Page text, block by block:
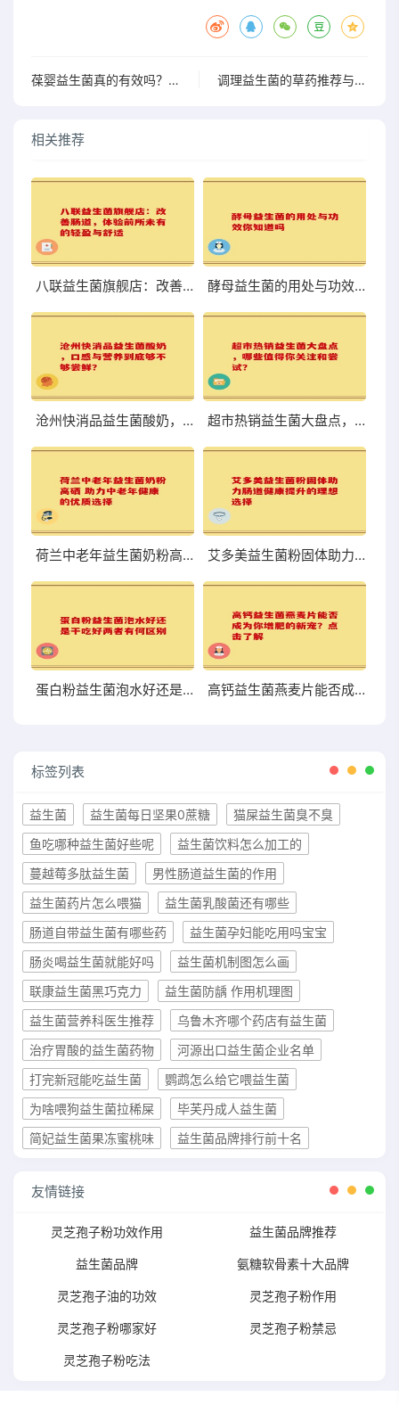
葆婴益生菌真的有效吗？真实体验让你看见效果 调理益生菌的草药推荐与功效解析，助你健康生活
相关推荐
八联益生菌旗舰店：改善肠道，体验前所未有的轻盈与舒适 酵母益生菌的用处与功效你知道吗
沧州快消品益生菌酸奶，口感与营养到底够不够尝鲜？ 超市热销益生菌大盘点，哪些值得你关注和尝试？
荷兰中老年益生菌奶粉高硒 助力中老年健康的优质选择 艾多美益生菌粉固体助力肠道健康提升的理想选择
蛋白粉益生菌泡水好还是干吃好两者有何区别 高钙益生菌燕麦片能否成为你增肥的新宠？点击了解
标签列表
益生菌 益生菌每日坚果0蔗糖
猫屎益生菌臭不臭
鱼吃哪种益生菌好些呢
益生菌饮料怎么加工的
蔓越莓多肽益生菌
男性肠道益生菌的作用
益生菌药片怎么喂猫
益生菌乳酸菌还有哪些
肠道自带益生菌有哪些药
益生菌孕妇能吃用吗宝宝
肠炎喝益生菌就能好吗
益生菌机制图怎么画
联康益生菌黑巧克力
益生菌防龋 作用机理图
益生菌营养科医生推荐
乌鲁木齐哪个药店有益生菌
治疗胃酸的益生菌药物
河源出口益生菌企业名单
打完新冠能吃益生菌
鹦鹉怎么给它喂益生菌
为啥喂狗益生菌拉稀屎
毕芙丹成人益生菌
简妃益生菌果冻蜜桃味
益生菌品牌排行前十名
友情链接
灵芝孢子粉功效作用 益生菌品牌推荐
益生菌品牌 氨糖软骨素十大品牌
灵芝孢子油的功效 灵芝孢子粉作用
灵芝孢子粉哪家好 灵芝孢子粉禁忌
灵芝孢子粉吃法